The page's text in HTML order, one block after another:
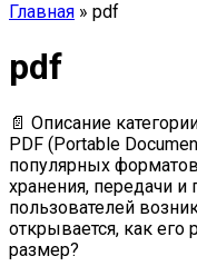
Главная » pdf
pdf
📄 Описание
PDF (Portable
популярных
хранения, передачи
пользователей
открывается, как
размер?